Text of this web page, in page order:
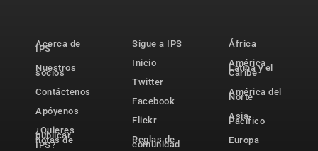
Acerca de
IPS
Nuestros
socios
Contáctenos
Apóyenos
¿Quieres
publicar
notas de
IPS?
Sigue a IPS
Inicio
Twitter
Facebook
Flickr
Reglas de
comunidad
África
América
Latina y el
Caribe
América del
Norte
Asia-
Pacífico
Europa